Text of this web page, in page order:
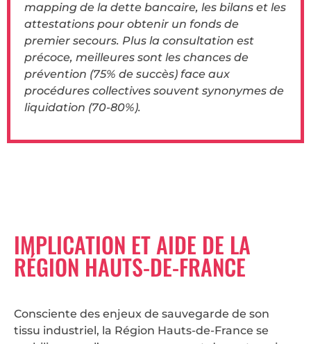
mapping de la dette bancaire, les bilans et les
attestations pour obtenir un fonds de
premier secours. Plus la consultation est
précoce, meilleures sont les chances de
prévention (75% de succès) face aux
procédures collectives souvent synonymes de
liquidation (70-80%).
IMPLICATION ET AIDE DE LA
RÉGION HAUTS-DE-FRANCE
Consciente des enjeux de sauvegarde de son
tissu industriel, la Région Hauts-de-France se